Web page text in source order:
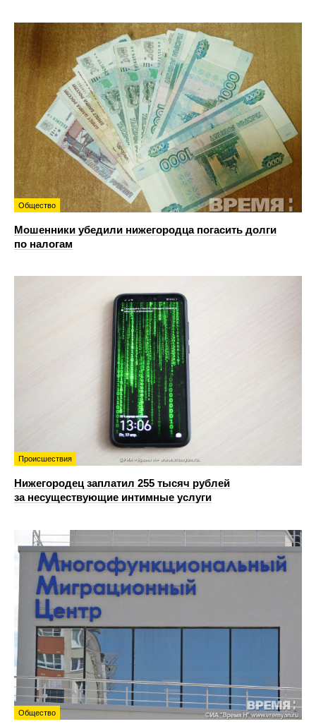
Общество
Мошенники убедили нижегородца погасить долги
по налогам
Происшествия
Нижегородец заплатил 255 тысяч рублей
за несуществующие интимные услуги
Общество